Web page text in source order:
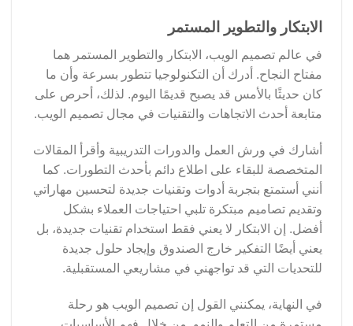
الابتكار والتطوير المستمر
في عالم تصميم الويب، الابتكار والتطوير المستمر هما
مفتاح النجاح. أدرك أن التكنولوجيا تتطور بسرعة وأن ما
كان حديثًا بالأمس قد يصبح قديمًا اليوم. لذلك، أحرص على
متابعة أحدث الاتجاهات والتقنيات في مجال تصميم الويب.
أشارك في ورش العمل والدورات التدريبية وأقرأ المقالات
المتخصصة للبقاء على اطلاع دائم بأحدث التطورات. كما
أنني أستمتع بتجربة أدوات وتقنيات جديدة لتحسين مهاراتي
وتقديم تصاميم مبتكرة تلبي احتياجات العملاء بشكل
أفضل. إن الابتكار لا يعني فقط استخدام تقنيات جديدة، بل
يعني أيضًا التفكير خارج الصندوق وإيجاد حلول جديدة
للتحديات التي قد تواجهني في مشاريعي المستقبلية.
في النهاية، يمكنني القول إن تصميم الويب هو رحلة